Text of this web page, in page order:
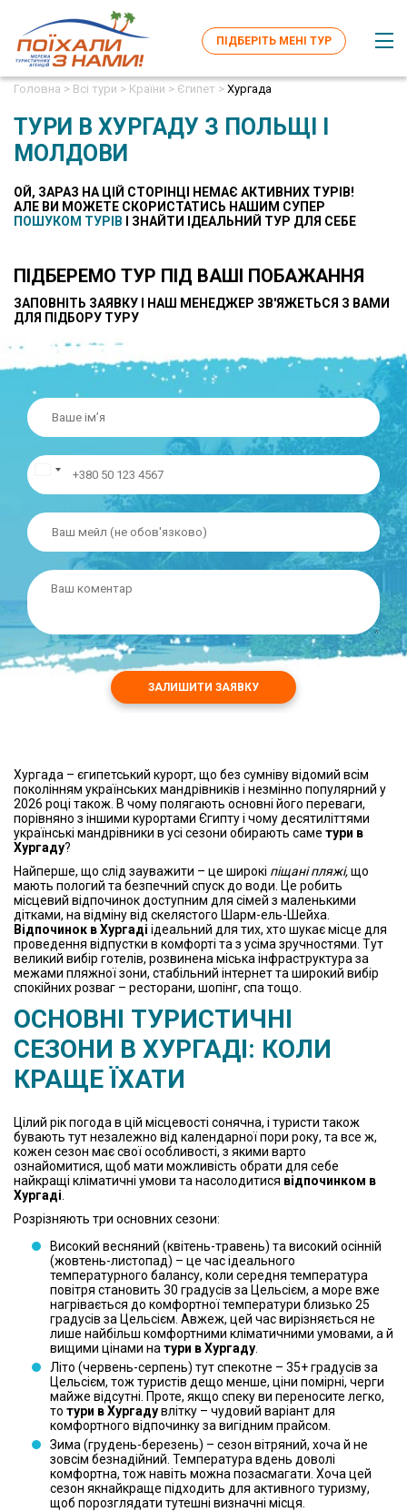
ПІДБЕРІТЬ МЕНІ ТУР
Головна > Всі тури > Країни > Єгипет > Хургада
ТУРИ В ХУРГАДУ З ПОЛЬЩІ І
МОЛДОВИ
ОЙ, ЗАРАЗ НА ЦІЙ СТОРІНЦІ НЕМАЄ АКТИВНИХ ТУРІВ!
AЛЕ ВИ МОЖЕТЕ СКОРИСТАТИСЬ НАШИМ СУПЕР
ПОШУКОМ ТУРІВ І ЗНАЙТИ ІДЕАЛЬНИЙ ТУР ДЛЯ СЕБЕ
ПІДБЕРЕМО ТУР ПІД ВАШІ ПОБАЖАННЯ
ЗАПОВНІТЬ ЗАЯВКУ І НАШ МЕНЕДЖЕР ЗВ'ЯЖЕТЬСЯ З ВАМИ
ДЛЯ ПІДБОРУ ТУРУ
ЗАЛИШИТИ ЗАЯВКУ
Хургада – єгипетський курорт, що без сумніву відомий всім
поколінням українських мандрівників і незмінно популярний у
2026 році також. В чому полягають основні його переваги,
порівняно з іншими курортами Єгипту і чому десятиліттями
українські мандрівники в усі сезони обирають саме тури в
Хургаду?
Найперше, що слід зауважити – це широкі піщані пляжі,що
мають пологий та безпечний спуск до води. Це робить
місцевий відпочинок доступним для сімей з маленькими
дітками, на відміну від скелястого Шарм-ель-Шейха.
Відпочинок в Хургаді ідеальний для тих, хто шукає місце для
проведення відпустки в комфорті та з усіма зручностями. Тут
великий вибір готелів, розвинена міська інфраструктура за
межами пляжної зони, стабільний інтернет та широкий вибір
спокійних розваг – ресторани, шопінг, спа тощо.
ОСНОВНІ ТУРИСТИЧНІ
СЕЗОНИ В ХУРГАДІ: КОЛИ
КРАЩЕ ЇХАТИ
Цілий рік погода в цій місцевості сонячна, і туристи також
бувають тут незалежно від календарної пори року, та все ж,
кожен сезон має свої особливості, з якими варто
ознайомитися, щоб мати можливість обрати для себе
найкращі кліматичні умови та насолодитися відпочинком в
Хургаді.
Розрізняють три основних сезони:
Високий весняний (квітень-травень) та високий осінній
(жовтень-листопад) – це час ідеального
температурного балансу, коли середня температура
повітря становить 30 градусів за Цельсієм, а море вже
нагрівається до комфортної температури близько 25
градусів за Цельсієм. Авжеж, цей час вирізняється не
лише найбільш комфортними кліматичними умовами, а й
вищими цінами натури в Хургаду.
Літо (червень-серпень) тут спекотне – 35+ градусів за
Цельсієм, тож туристів дещо менше, ціни помірні, черги
майже відсутні. Проте, якщо спеку ви переносите легко,
то тури в Хургадувлітку – чудовий варіант для
комфортного відпочинку за вигідним прайсом.
Зима (грудень-березень) – сезон вітряний, хоча й не
зовсім безнадійний. Температура вдень доволі
комфортна, тож навіть можна позасмагати. Хоча цей
сезон якнайкраще підходить для активного туризму,
щоб порозглядати тутешні визначні місця.